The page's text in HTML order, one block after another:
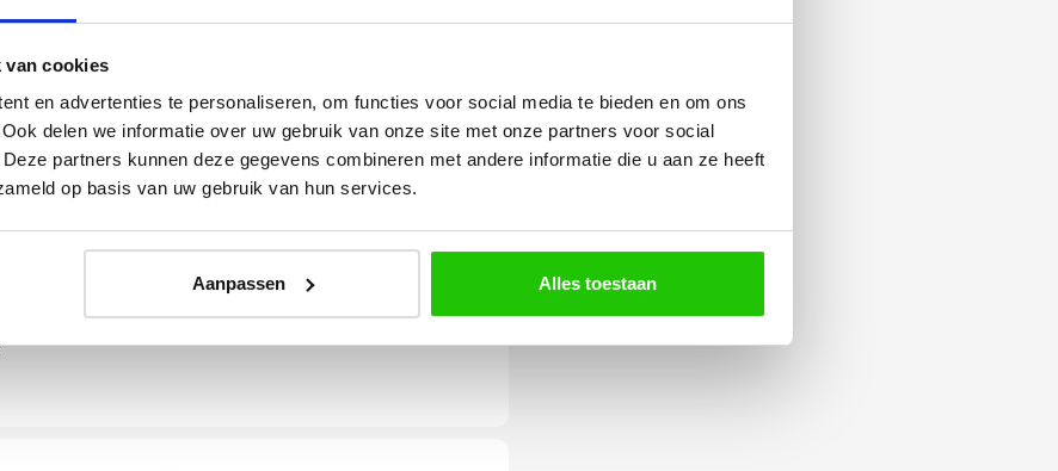
van cookies
en advertenties te personaliseren, om functies voor social media te bieden en om ons
delen we informatie over uw gebruik van onze site met onze partners voor social
partners kunnen deze gegevens combineren met andere informatie die u aan ze heeft
op basis van uw gebruik van hun services.
Aanpassen Alles toestaan
ruimte een stijlvolle én praktische upgrade.
Zaagmaat 8cm